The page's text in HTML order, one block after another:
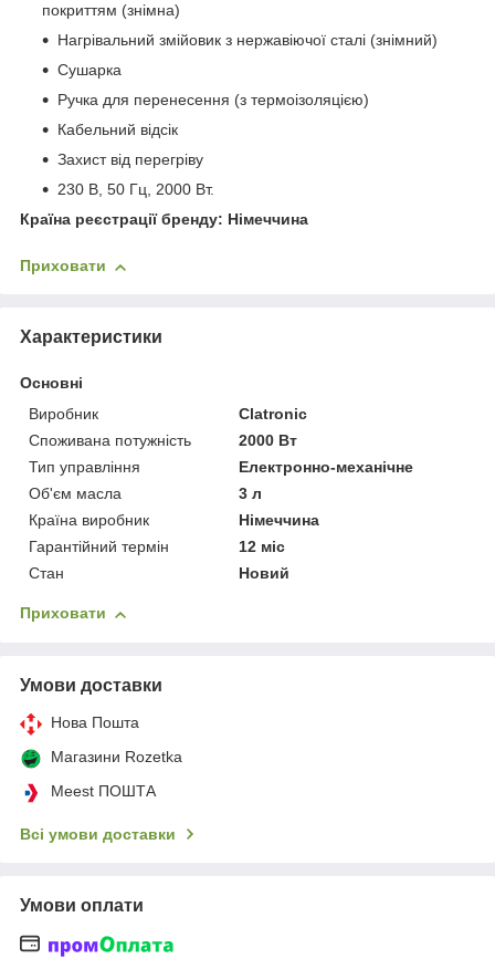
покриттям (знімна)
Нагрівальний змійовик з нержавіючої сталі (знімний)
Сушарка
Ручка для перенесення (з термоізоляцією)
Кабельний відсік
Захист від перегріву
230 В, 50 Гц, 2000 Вт.
Країна реєстрації бренду: Німеччина
Приховати
Характеристики
Основні
Виробник
Clatronic
Споживана потужність
2000 Вт
Тип управління
Електронно-механічне
Об'єм масла
3 л
Країна виробник
Німеччина
Гарантійний термін
12 міс
Стан
Новий
Приховати
Умови доставки
Нова Пошта
Магазини Rozetka
Meest ПОШТА
Всі умови доставки
Умови оплати